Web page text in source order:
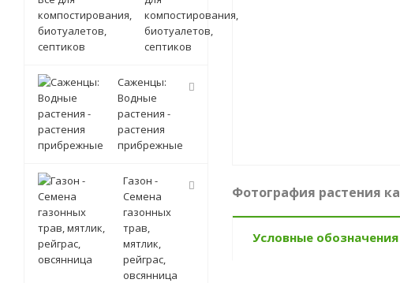
Фотография растения
Условные обозначения
компостирования,
биотуалетов,
септиков
Саженцы:
Водные
растения -
растения
прибрежные
Газон -
Семена
газонных
трав,
мятлик,
рейграс,
овсянница